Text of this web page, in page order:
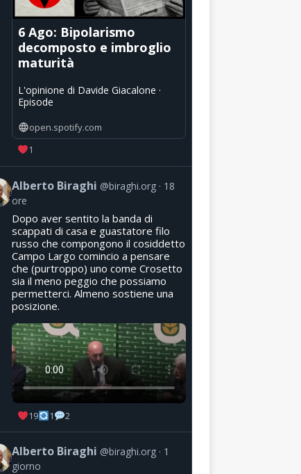
6 Ago: Bipolarismo
decomposto e imbroglio
maturità
L'opinione di Davide Giacalone ·
Episode
open.spotify.com
1
Alberto Biraghi @biraghi.org
18
ore
Dopo aver sentito la banda di
scappati di casa e guastatore filo
russo che compongono il cosiddetto
Campo Largo comincio a pensare
che (purtroppo) uno come Crosetto
sia il meno peggio che possiamo
permetterci. Almeno sostiene una
posizione.
19 1 2
Alberto Biraghi @biraghi.org
1
giorno